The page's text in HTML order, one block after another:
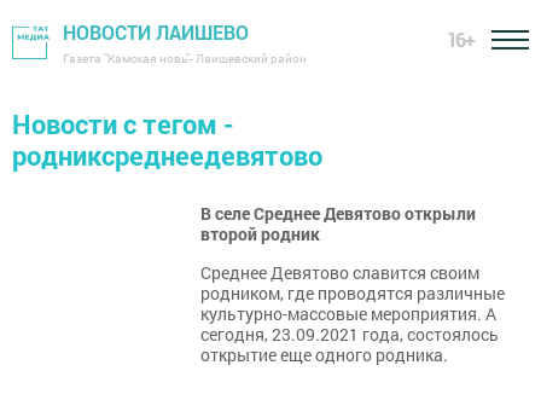
НОВОСТИ ЛАИШЕВО
Газета "Камская новь"- Лаишевский район
16+
Новости с тегом -
родниксреднеедевятово
В селе Среднее Девятово открыли
второй родник
Среднее Девятово славится своим
родником, где проводятся различные
культурно-массовые мероприятия. А
сегодня, 23.09.2021 года, состоялось
открытие еще одного родника.